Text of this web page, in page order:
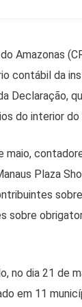
Amazonas
contábil da
Declaração,
do interior
maio,
Plaza
sobre
no dia 21 de
em 11